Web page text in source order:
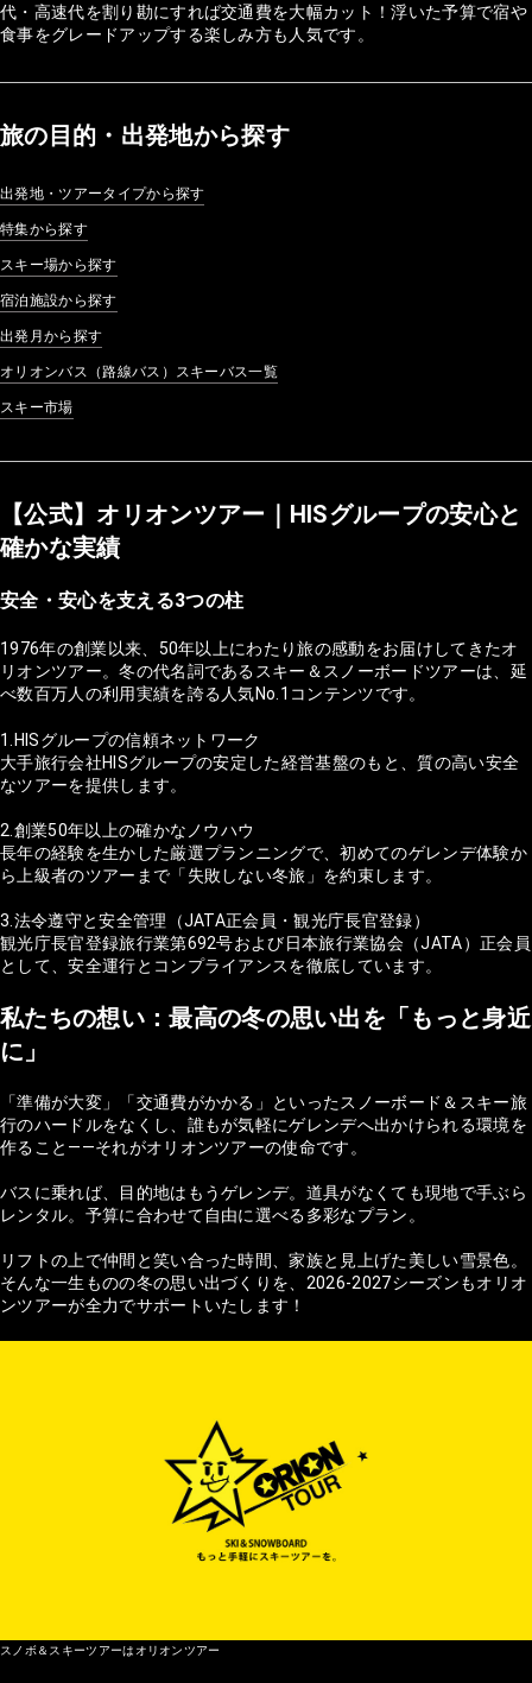
代・高速代を割り勘にすれば交通費を大幅カット！浮いた予算で宿や
食事をグレードアップする楽しみ方も人気です。
旅の目的・出発地から探す
出発地・ツアータイプから探す
特集から探す
スキー場から探す
宿泊施設から探す
出発月から探す
オリオンバス（路線バス）スキーバス一覧
スキー市場
【公式】オリオンツアー｜HISグループの安心と
確かな実績
安全・安心を支える3つの柱
1976年の創業以来、50年以上にわたり旅の感動をお届けしてきたオ
リオンツアー。冬の代名詞であるスキー＆スノーボードツアーは、延
べ数百万人の利用実績を誇る人気No.1コンテンツです。
1.HISグループの信頼ネットワーク
大手旅行会社HISグループの安定した経営基盤のもと、質の高い安全
なツアーを提供します。
2.創業50年以上の確かなノウハウ
長年の経験を生かした厳選プランニングで、初めてのゲレンデ体験か
ら上級者のツアーまで「失敗しない冬旅」を約束します。
3.法令遵守と安全管理（JATA正会員・観光庁長官登録）
観光庁長官登録旅行業第692号および日本旅行業協会（JATA）正会員
として、安全運行とコンプライアンスを徹底しています。
私たちの想い：最高の冬の思い出を「もっと身近
に」
「準備が大変」「交通費がかかる」といったスノーボード＆スキー旅
行のハードルをなくし、誰もが気軽にゲレンデへ出かけられる環境を
作ること——それがオリオンツアーの使命です。
バスに乗れば、目的地はもうゲレンデ。道具がなくても現地で手ぶら
レンタル。予算に合わせて自由に選べる多彩なプラン。
リフトの上で仲間と笑い合った時間、家族と見上げた美しい雪景色。
そんな一生ものの冬の思い出づくりを、2026-2027シーズンもオリオ
ンツアーが全力でサポートいたします！
スノボ＆スキーツアーはオリオンツアー